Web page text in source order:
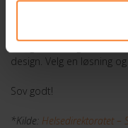
Med et mørkt og svalt
design. Velg en løsning
Sov godt!
*Kilde: Helsedirektoratet –